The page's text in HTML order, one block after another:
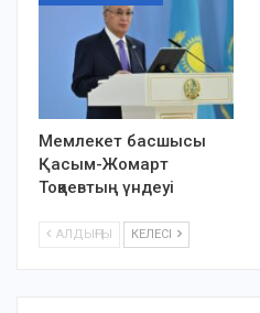
Мемлекет басшысы
Қасым-Жомарт
Тоқаевтың үндеуі
АЛДЫҢҒЫ КЕЛЕСІ